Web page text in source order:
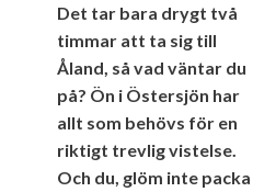
Det tar bara drygt två
timmar att ta sig till
Åland, så vad väntar du
på? Ön i Östersjön har
allt som behövs för en
riktigt trevlig vistelse.
Och du, glöm inte packa